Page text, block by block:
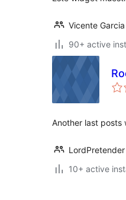
Vicente Garcia
90+ active
Another last
LordPretender
10+ active